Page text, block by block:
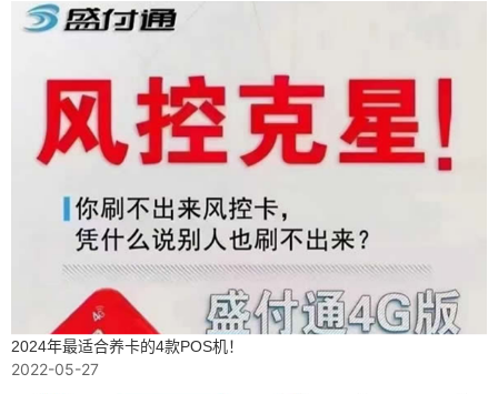
2024年最适合养卡的4款POS机！
2022-05-27